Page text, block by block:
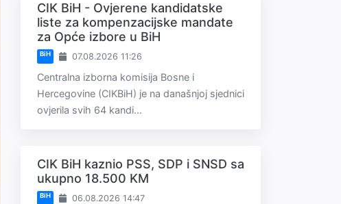
CIK BiH - Ovjerene kandidatske
liste za kompenzacijske mandate
za Opće izbore u BiH
BiH 07.08.2026 11:26
Centralna izborna komisija Bosne i
Hercegovine (CIKBiH) je na današnjoj sjednici
ovjerila svih 64 kandi...
CIK BiH kaznio PSS, SDP i SNSD sa
ukupno 18.500 KM
BiH 06.08.2026 14:47